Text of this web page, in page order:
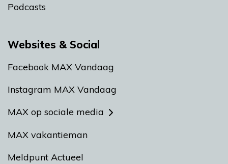
Podcasts
Websites & Social
Facebook MAX Vandaag
Instagram MAX Vandaag
MAX op sociale media
MAX vakantieman
Meldpunt Actueel